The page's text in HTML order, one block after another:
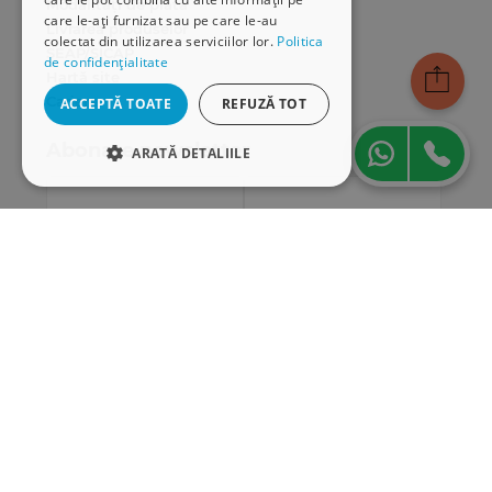
care le-ați furnizat sau pe care le-au
colectat din utilizarea serviciilor lor. Politica
de confidențialitate
ACCEPTĂ TOATE REFUZĂ TOT
ARATĂ DETALIILE
Modalități de plată
Livrarea produselor
Cariere
Abonare newsletter